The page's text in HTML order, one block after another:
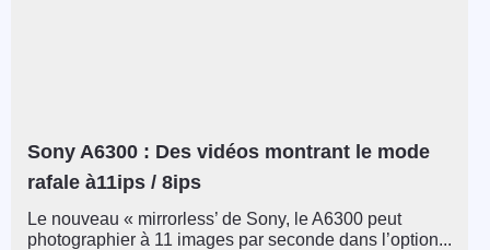
Sony A6300 : Des vidéos montrant le mode
rafale à11ips / 8ips
Le nouveau « mirrorless’ de Sony, le A6300 peut
photographier à 11 images par seconde dans l’option...